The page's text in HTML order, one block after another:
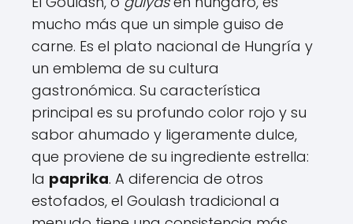
mucho más que un simple guiso de
carne. Es el plato nacional de Hungría y
un emblema de su cultura
gastronómica. Su característica
principal es su profundo color rojo y su
sabor ahumado y ligeramente dulce,
que proviene de su ingrediente estrella:
la paprika. A diferencia de otros
estofados, el Goulash tradicional a